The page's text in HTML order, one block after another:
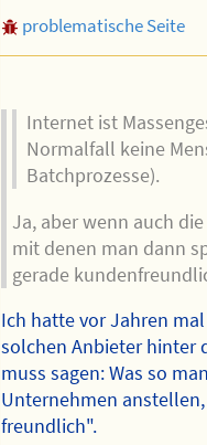
problematische Seite
Internet ist
Normalfall keine
Batchprozesse).
Ja, aber wenn auch
mit denen man dann
gerade
Ich hatte vor Jahren
solchen Anbieter hinter
muss sagen: Was so
Unternehmen
freundlich".